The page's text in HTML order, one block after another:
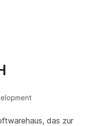
das zur